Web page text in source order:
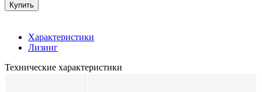
Купить
Характеристики
Лизинг
Технические характеристики